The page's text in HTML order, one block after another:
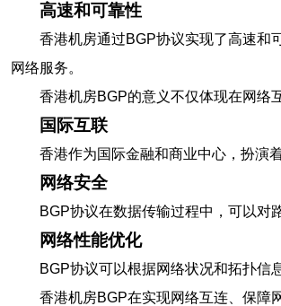
高速和可靠性
香港机房通过BGP协议实现了高速和
网络服务。
香港机房BGP的意义不仅体现在网络
国际互联
香港作为国际金融和商业中心，扮演
网络安全
BGP协议在数据传输过程中，可以对
网络性能优化
BGP协议可以根据网络状况和拓扑信
香港机房BGP在实现网络互连、保障